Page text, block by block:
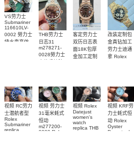
VS劳力士
Submariner
116610LV-
0002 勞力士
綠水鬼高仿
THB劳力士
日志31
m278271-
0028勞力士
客定劳力士
双历日志表
面18K包厚
金加工定制
watch
改装定制包
金真钻加工
劳力士迪通
拿 Rolex
diamonds
m126508-
0003腕表
视频 RC劳力
士潜航者型
Rolex
Submariner
replica
视频 劳力士
31毫米蚝式
恒动
m277200-
0009 Rolex
视频 Rolex
Datejust
women's
watch
replica THB
视频 KRF劳
力士蚝式恒
动 Rolex
Oyster
Perpetual